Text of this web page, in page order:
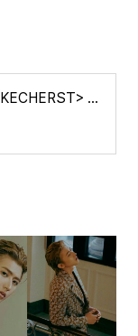
배우“조로사x <斯凯奇 SKECHERST> 화보&영상/중드"청운대"관련 소식..!!